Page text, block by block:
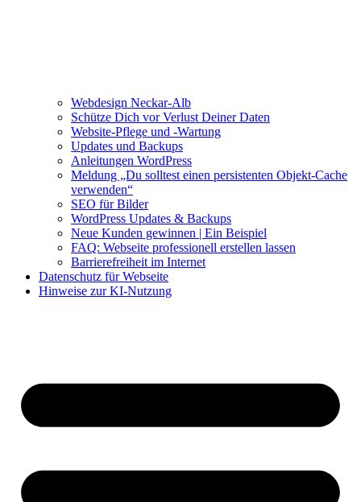
Webdesign Neckar-Alb
Schütze Dich vor Verlust Deiner Daten
Website-Pflege und -Wartung
Updates und Backups
Anleitungen WordPress
Meldung „Du solltest einen persistenten Objekt-Cache
verwenden“
SEO für Bilder
WordPress Updates & Backups
Neue Kunden gewinnen | Ein Beispiel
FAQ: Webseite professionell erstellen lassen
Barrierefreiheit im Internet
Datenschutz für Webseite
Hinweise zur KI-Nutzung